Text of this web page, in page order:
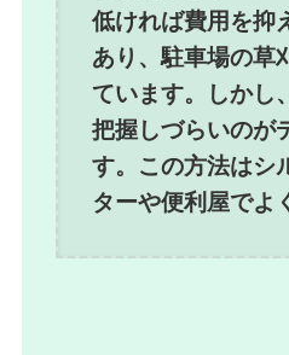
低ければ費用を抑
あり、駐車場の草
ています。しかし
把握しづらいのが
す。この方法はシ
ターや便利屋でよ